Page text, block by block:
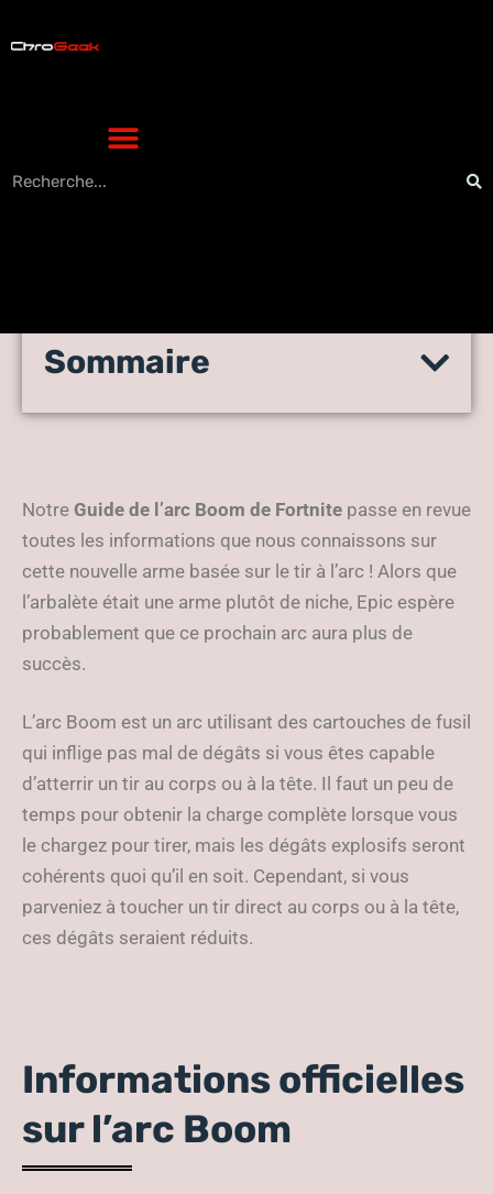
Fortnite
Sommaire
Notre Guide de l’arc Boom de Fortnite passe en revue
toutes les informations que nous connaissons sur
cette nouvelle arme basée sur le tir à l’arc ! Alors que
l’arbalète était une arme plutôt de niche, Epic espère
probablement que ce prochain arc aura plus de
succès.
L’arc Boom est un arc utilisant des cartouches de fusil
qui inflige pas mal de dégâts si vous êtes capable
d’atterrir un tir au corps ou à la tête. Il faut un peu de
temps pour obtenir la charge complète lorsque vous
le chargez pour tirer, mais les dégâts explosifs seront
cohérents quoi qu’il en soit. Cependant, si vous
parveniez à toucher un tir direct au corps ou à la tête,
ces dégâts seraient réduits.
Informations officielles
sur l’arc Boom